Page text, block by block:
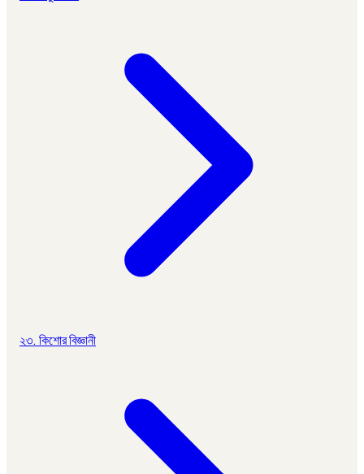
২৩. কিশোর বিজ্ঞানী